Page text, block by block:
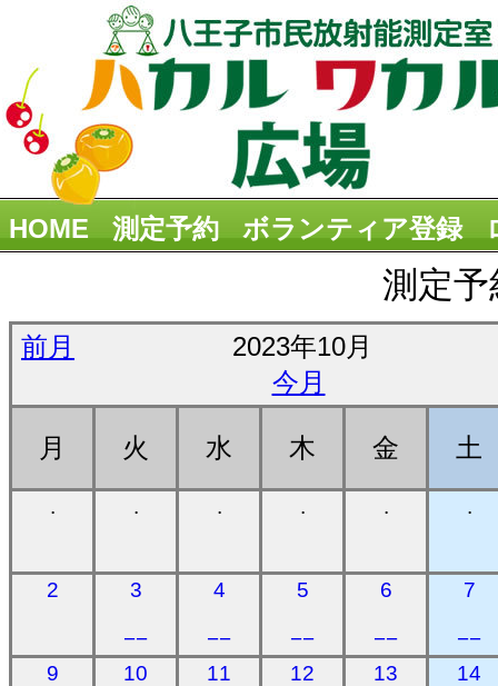
HOME 測定予約 ボランティア登録
測定
前月
2023年10月
今月
月 火 水 木 金 土
. . . . . .
2 3
−−
4
−−
5
−−
6
−−
7
−−
9
10 11 12 13 14